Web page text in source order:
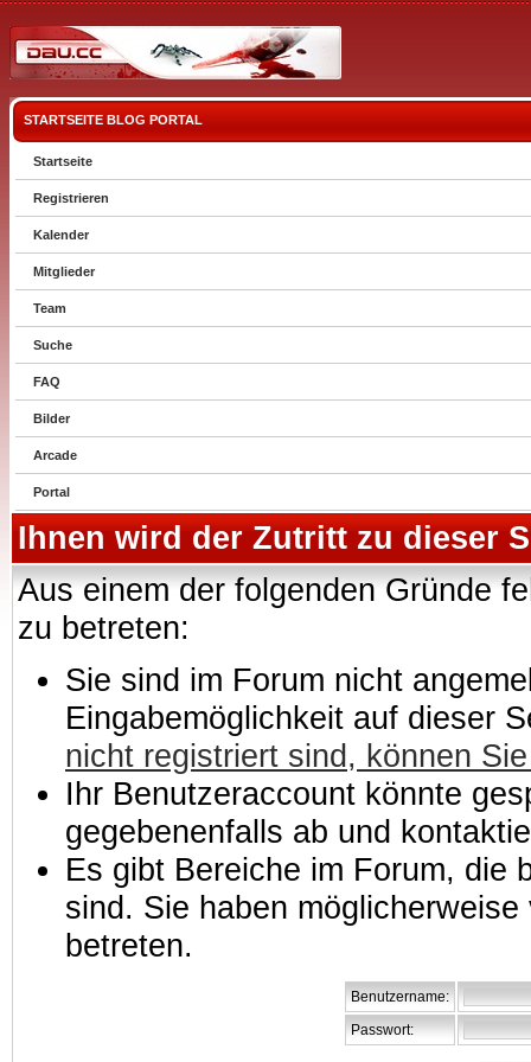
STARTSEITE BLOG PORTAL
Startseite
Registrieren
Kalender
Mitglieder
Team
Suche
FAQ
Bilder
Arcade
Portal
Ihnen wird der Zutritt zu dieser
Aus einem der folgenden Gründe
zu betreten:
Sie sind im Forum nicht
Eingabemöglichkeit auf dieser
nicht registriert sind, können
Ihr Benutzeraccount könnte
gegebenenfalls ab und
Es gibt Bereiche im Forum, die
sind. Sie haben
betreten.
Benutzername:
Passwort: